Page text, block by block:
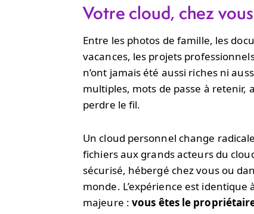
Votre cloud, chez
Entre les photos de famille, les
vacances, les projets
n’ont jamais été aussi riches ni
multiples, mots de passe à retenir,
perdre le fil.
Un cloud personnel change
fichiers aux grands acteurs du
sécurisé, hébergé chez vous ou
monde. L’expérience est identique
majeure : vous êtes le